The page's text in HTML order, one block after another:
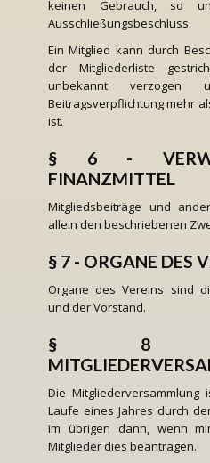
keinen Gebrauch, so
Ausschließungsbeschluss.
Ein Mitglied kann durch
der Mitgliederliste
unbekannt verzogen
Beitragsverpflichtung mehr
ist.
§ 6 -
FINANZMITTEL
Mitgliedsbeiträge und
allein den beschriebenen
§ 7 - ORGANE DES
Organe des Vereins sind
und der Vorstand.
§ 8 -
Die
Laufe eines Jahres durch
im übrigen dann, wenn
Mitglieder dies beantragen.